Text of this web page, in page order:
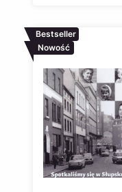
Bestseller
Nowość